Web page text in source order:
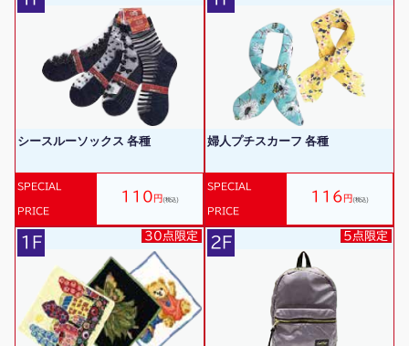
シースルーソックス 各種
SPECIAL
PRICE
110 円 (税込)
婦人プチスカーフ 各種
SPECIAL
PRICE
116 円 (税込)
1F 30点限定 2F 5点限定